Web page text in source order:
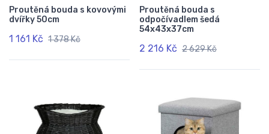
Proutěná bouda s kovovými
dvířky 50cm
1 161 Kč 1 378 Kč
Proutěná bouda s
odpočívadlem šedá
54x43x37cm
2 216 Kč 2 629 Kč